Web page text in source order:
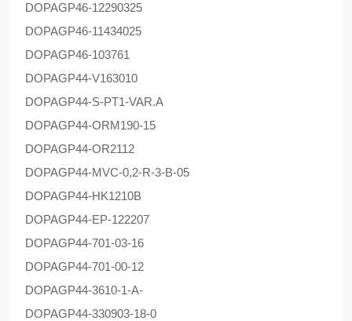
DOPAGP46-12290325
DOPAGP46-11434025
DOPAGP46-103761
DOPAGP44-V163010
DOPAGP44-S-PT1-VAR.A
DOPAGP44-ORM190-15
DOPAGP44-OR2112
DOPAGP44-MVC-0,2-R-3-B-05
DOPAGP44-HK1210B
DOPAGP44-EP-122207
DOPAGP44-701-03-16
DOPAGP44-701-00-12
DOPAGP44-3610-1-A-
DOPAGP44-330903-18-0